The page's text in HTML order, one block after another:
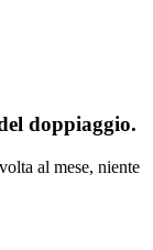
doppiaggio.
al mese, niente